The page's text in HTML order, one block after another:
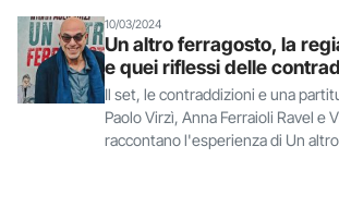
10/03/2024
Un altro ferragosto, la
e quei riflessi delle
Il set, le contraddizioni e una
Paolo Virzì, Anna Ferraioli Ravel e
raccontano l'esperienza di Un